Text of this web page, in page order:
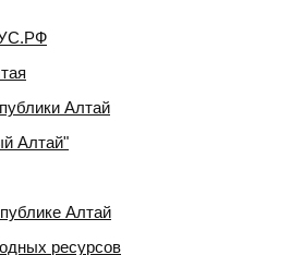
Алтай
Алтай"
Алтай
ресурсов